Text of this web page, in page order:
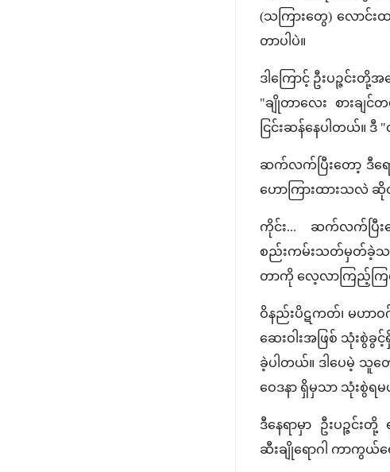
(သကြားတွေ) လောင်း
တာပါပဲ။
ဒါကြောင့် ဦးပဉ္ဇင်း
"ချိုတာလေး စားခ
ငြင်းဆန်နေပါတယ်။ ဒီ
ဆက်လက်ပြီးတော့ ဒီရေ
ဟောကြားထားသလဲ
ကိုင်း... ဆက်လက်ပြီး
စည်းကမ်းသတ်မှတ်ခဲ့သ
တာကို လေ့လာကြည့်ကြ
ဝိနည်းပိဋကတ်၊ မဟာဝဂ်
ဆေးဝါးအဖြစ် သုံးစွဲခွင့်
ခဲ့ပါတယ်။ ဒါပေမဲ့ သူတ
ဝေဒနာ ရှိမှသာ သုံးစွဲ
ဒီနေရာမှာ ဦးပဉ္ဇင်း
ဆီးချိုရောဂါ ကာကွယ်